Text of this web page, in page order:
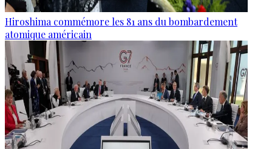
Hiroshima commémore les 81 ans du bombardement
atomique américain